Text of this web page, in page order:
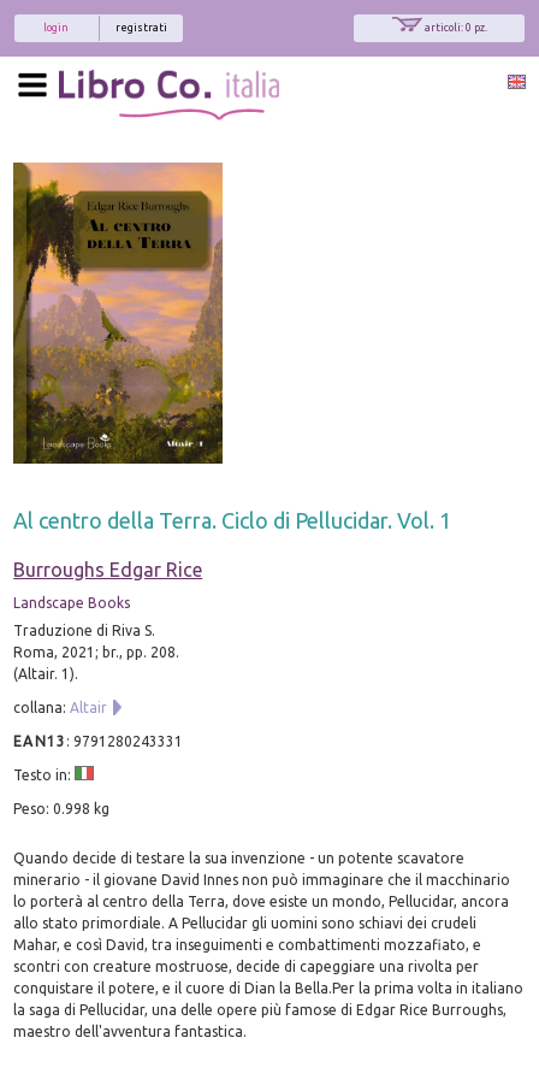
articoli: 0 pz.
registrati
login
Al centro della Terra. Ciclo di Pellucidar. Vol. 1
Burroughs Edgar Rice
Landscape Books
Traduzione di Riva S.
Roma, 2021; br., pp. 208.
(Altair. 1).
collana:Altair
EAN13 :9791280243331
Testo in:
Peso: 0.998 kg
Quando decide di testare la sua invenzione - un potente scavatore
minerario - il giovane David Innes non può immaginare che il macchinario
lo porterà al centro della Terra, dove esiste un mondo, Pellucidar, ancora
allo stato primordiale. A Pellucidar gli uomini sono schiavi dei crudeli
Mahar, e così David, tra inseguimenti e combattimenti mozzafiato, e
scontri con creature mostruose, decide di capeggiare una rivolta per
conquistare il potere, e il cuore di Dian la Bella.Per la prima volta in italiano
la saga di Pellucidar, una delle opere più famose di Edgar Rice Burroughs,
maestro dell'avventura fantastica.